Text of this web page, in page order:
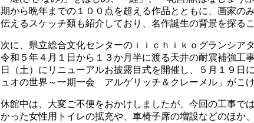
期から晩年までの１００点を超える作品とともに、画家の
伝えるスケッチ類も紹介しており、名作誕生の背景を探る
次に、県立総合文化センターのｉｉｃｈｉｋｏグランシア
令和５年４月１日から１３か月半に渡る天井の耐震補強工
日（土）にリニューアルお披露目式を開催し、５月１９日
ュオの世界～一期一会 アルゲリッチ＆クレーメル」がこ
休館中は、大変ご不便をおかけしましたが、今回の工事で
かった女性用トイレの拡充や、車椅子席の増設などのほか